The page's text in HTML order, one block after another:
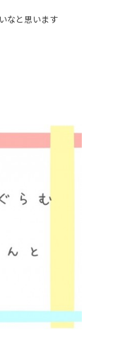
なと思います